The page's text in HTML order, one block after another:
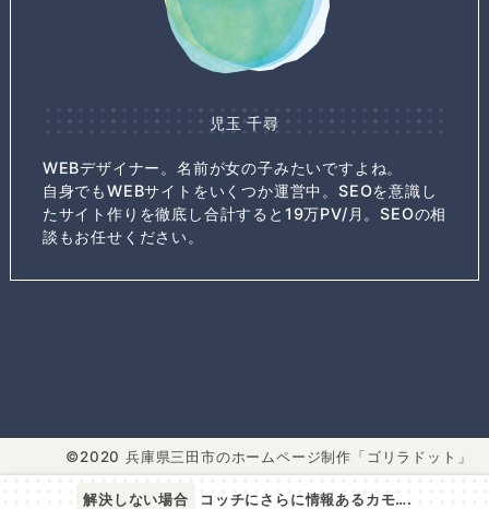
解決しない場合 コッチにさらに情報あるカモ….
児玉 千尋
WEBデザイナー。名前が女の子みたいですよね。
自身でもWEBサイトをいくつか運営中。SEOを意識し
たサイト作りを徹底し合計すると19万PV/月。SEOの相
談もお任せください。
2020 兵庫県三田市のホームページ制作「ゴリラドット」